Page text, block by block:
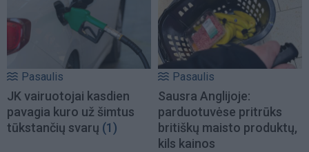
Pasaulis
JK vairuotojai kasdien
pavagia kuro už šimtus
tūkstančių svarų (1)
Pasaulis
Sausra Anglijoje:
parduotuvėse pritrūks
britiškų maisto produktų,
kils kainos